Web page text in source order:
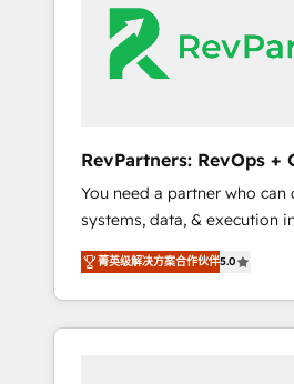
looking for...and get your
moving!
engine. We onboard your
data, and build AI-powered
drive adoption from week
from any legacy CRM. Zero
data integrity. ➤
HubSpot to run your
marketing, and service wired
and Integrations: Layer
agents, and APIs to remove
Ongoing Management:
RevPartners: RevOps +
You need a partner who can
systems, data, & execution
We bridge the gap where
short by combining GTM
technical execution to solve
problem with the right solution. As the
菁英级解决方案合作伙伴5.0